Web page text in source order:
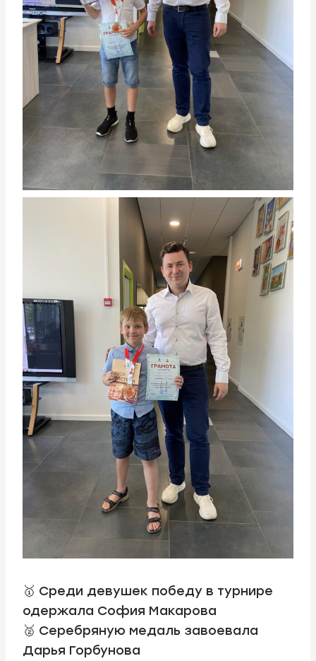
🥇 Среди девушек победу в турнире
одержала София Макарова
🥈 Серебряную медаль завоевала
Дарья Горбунова